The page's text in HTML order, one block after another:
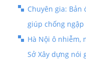
Chuyên gia:
giúp chống ngập
Hà Nội ô nhiễm,
Sở Xây dựng nói